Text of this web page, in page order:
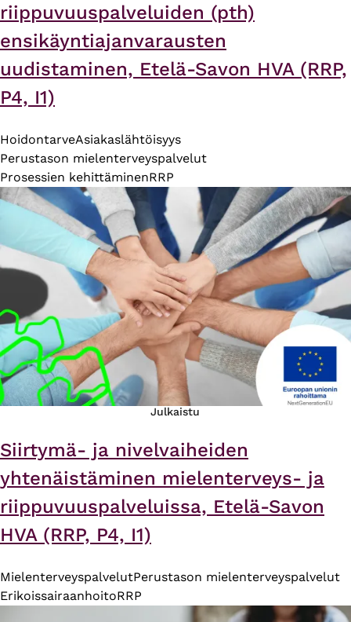
riippuvuuspalveluiden (pth)
ensikäyntiajanvarausten
uudistaminen, Etelä-Savon HVA (RRP,
P4, I1)
HoidontarveAsiakaslähtöisyys
Perustason mielenterveyspalvelut
Prosessien kehittäminenRRP
Julkaistu
Siirtymä- ja nivelvaiheiden
yhtenäistäminen mielenterveys- ja
riippuvuuspalveluissa, Etelä-Savon
HVA (RRP, P4, I1)
MielenterveyspalvelutPerustason mielenterveyspalvelut
ErikoissairaanhoitoRRP